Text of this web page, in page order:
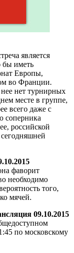
является
бы иметь
Европы,
во Франции.
нет турнирных
месте в группе,
всего даже с
соперника
российской
сегодняшней
фаворит
необходимо
того,
мячей.
09.10.2015
по московскому